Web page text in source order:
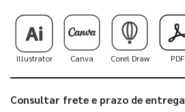
Illustrator Canva Corel Draw PDF
Consultar frete e prazo de entrega